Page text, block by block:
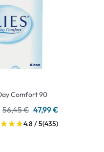
Comfort 90
56,45 € 47,99 €
4.8 / 5(435)